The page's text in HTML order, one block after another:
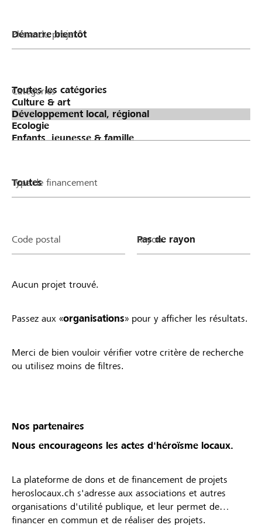
Phase du projet
Catégories
Type de financement
Code postal Rayon
Aucun projet trouvé.
Passez aux «organisations» pour y afficher les résultats.
Merci de bien vouloir vérifier votre critère de recherche
ou utilisez moins de filtres.
Nos partenaires
Nous encourageons les actes d'héroïsme locaux.
La plateforme de dons et de financement de projets
heroslocaux.ch s'adresse aux associations et autres
organisations d'utilité publique, et leur permet de
financer en commun et de réaliser des projets.